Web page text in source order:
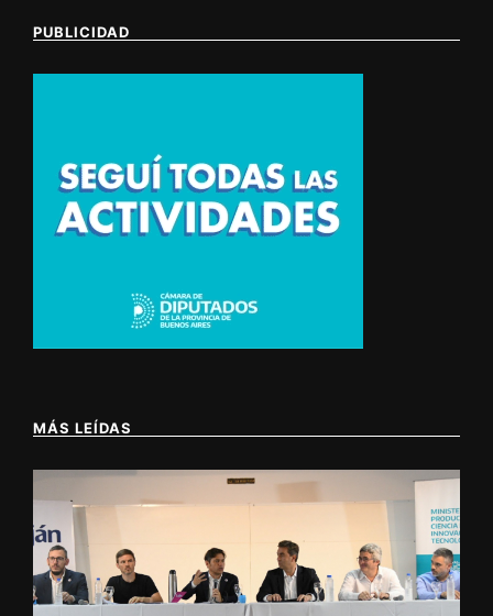
PUBLICIDAD
MÁS LEÍDAS